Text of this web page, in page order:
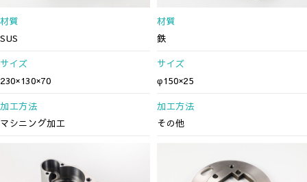
材質
SUS
サイズ
230×130×70
加工方法
マシニング加工
材質
鉄
サイズ
φ150×25
加工方法
その他